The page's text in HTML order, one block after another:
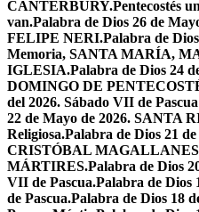
CANTERBURY.Pentecostés
van.Palabra de Dios 26 de
FELIPE NERI.Palabra de
Memoria, SANTA MARÍA,
IGLESIA.Palabra de Dios 24
DOMINGO DE
del 2026. Sábado VII de
22 de Mayo de 2026. SANTA
Religiosa.Palabra de Dios 21
CRISTÓBAL
MÁRTIRES.Palabra de Dios
VII de Pascua.Palabra de Dios
de Pascua.Palabra de Dios 18